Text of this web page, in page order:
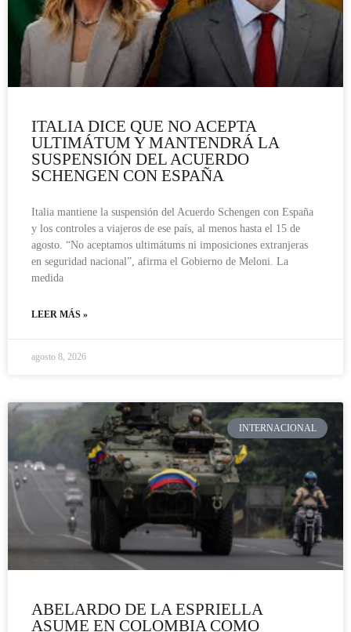
ITALIA DICE QUE NO ACEPTA
ULTIMÁTUM Y MANTENDRÁ LA
SUSPENSIÓN DEL ACUERDO
SCHENGEN CON ESPAÑA
Italia mantiene la suspensión del Acuerdo Schengen con España
y los controles a viajeros de ese país, al menos hasta el 15 de
agosto. “No aceptamos ultimátums ni imposiciones extranjeras
en seguridad nacional”, afirma el Gobierno de Meloni. La
medida
LEER MÁS »
agosto 8, 2026
INTERNACIONAL
ABELARDO DE LA ESPRIELLA
ASUME EN COLOMBIA COMO